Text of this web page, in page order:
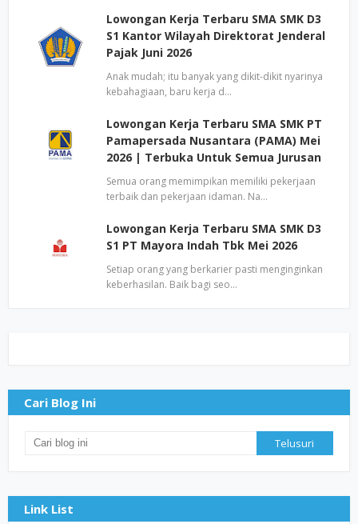
Lowongan Kerja Terbaru SMA SMK D3
S1 Kantor Wilayah Direktorat Jenderal
Pajak Juni 2026
Anak mudah; itu banyak yang dikit-dikit nyarinya
kebahagiaan, baru kerja d…
Lowongan Kerja Terbaru SMA SMK PT
Pamapersada Nusantara (PAMA) Mei
2026 | Terbuka Untuk Semua Jurusan
Semua orang memimpikan memiliki pekerjaan
terbaik dan pekerjaan idaman. Na…
Lowongan Kerja Terbaru SMA SMK D3
S1 PT Mayora Indah Tbk Mei 2026
Setiap orang yang berkarier pasti menginginkan
keberhasilan. Baik bagi seo…
Cari Blog Ini
Link List